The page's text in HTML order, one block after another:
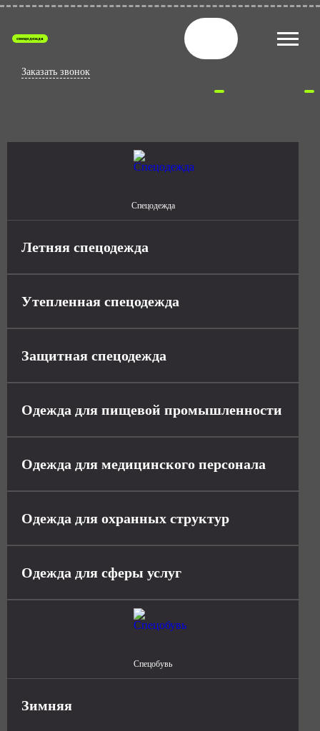
спецодежда
Заказать звонок
Спецодежда
Летняя спецодежда
Утепленная спецодежда
Защитная спецодежда
Одежда для пищевой промышленности
Одежда для медицинского персонала
Одежда для охранных структур
Одежда для сферы услуг
Спецобувь
Зимняя